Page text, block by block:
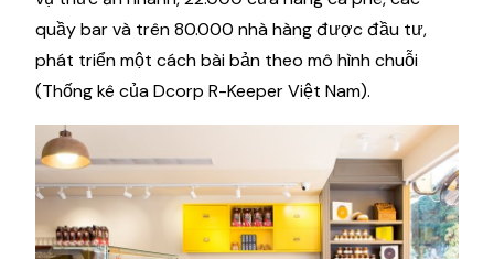
quầy bar và trên 80.000 nhà hàng được đầu tư,
phát triển một cách bài bản theo mô hình chuỗi
(Thống kê của Dcorp R-Keeper Việt Nam).